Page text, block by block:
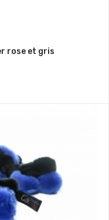
rose et gris